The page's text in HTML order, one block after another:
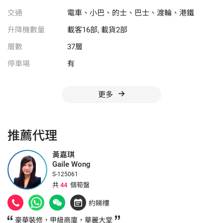
推薦代理
黃嘉琪
Gaile Wong
S-125061
共 44 個筍盤
約睇樓
豪華裝修，甲級商廈，華麗大堂
交通
電車、小巴、的士、巴士、渡輪、港鐵
升降機數量
載客16部, 載貨2部
層數
37層
停車場
有
更多